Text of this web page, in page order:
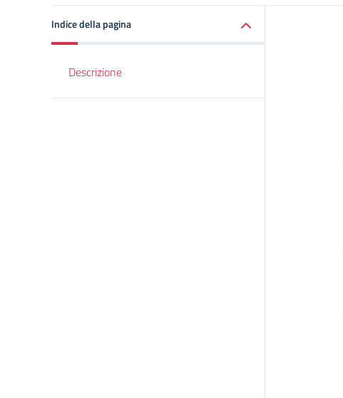
Indice della pagina
Descrizione